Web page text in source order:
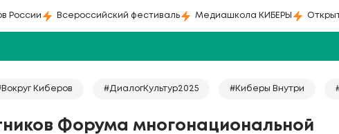
России Всероссийский фестиваль Медиашкола КИБЕРЫ
Киберов #ДиалогКультур2025 #Киберы Внутри
Форума многонациональной